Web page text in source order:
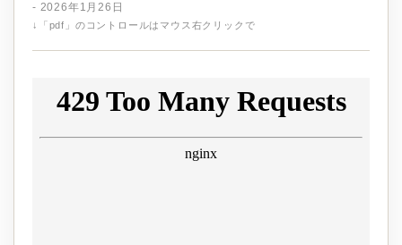
- 2026年1月26日
↓「pdf」のコントロールはマウス右クリックで